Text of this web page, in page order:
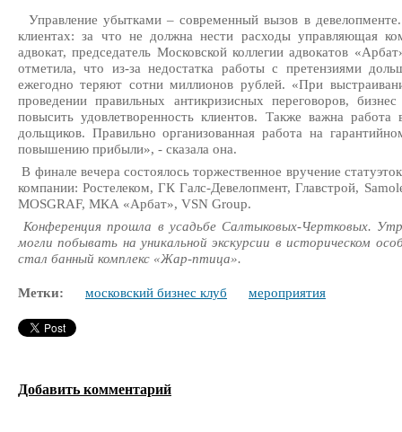
Управление убытками – современный вызов в
клиентах: за что не должна нести расходы управляющая
адвокат, председатель Московской коллегии адвокатов
отметила, что из-за недостатка работы с претензиями
ежегодно теряют сотни миллионов рублей. «При
проведении правильных антикризисных переговоров,
повысить удовлетворенность клиентов. Также важна
дольщиков. Правильно организованная работа на
повышению прибыли», - сказала она.
В финале вечера состоялось торжественное вручение
компании: Ростелеком, ГК Галс-Девелопмент, Главстрой,
MOSGRAF, МКА «Арбат», VSN Group.
Конференция прошла в усадьбе Салтыковых-Чертковых.
могли побывать на уникальной экскурсии в историческом
стал банный комплекс «Жар-птица».
Метки: московский бизнес клуб мероприятия
Добавить комментарий